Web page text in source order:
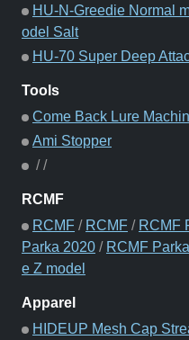
HU-N-Greedie Normal
odel Salt
HU-70 Super Deep
Tools
Come Back Lure
Ami Stopper
//
RCMF
RCMF / RCMF / RCMF
Parka 2020 / RCMF
e Z model
Apparel
HIDEUP Mesh Cap